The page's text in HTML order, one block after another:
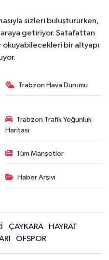
sizleri buluştururken,
getiriyor. Şatafattan
okuyabilecekleri bir altyapı
Trabzon Hava Durumu
Trabzon Trafik Yoğunluk
Haritası
Tüm Manşetler
Haber Arşivi
ÇAYKARA
HAYRAT
OFSPOR